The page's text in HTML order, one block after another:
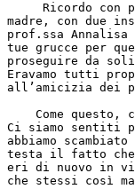
Ricordo con
madre, con due
prof.ssa
tue grucce per
proseguire da
Eravamo tutti
all’amicizia dei
Come questo,
Ci siamo sentiti
abbiamo
testa il fatto che
eri di nuovo in
che stessi così